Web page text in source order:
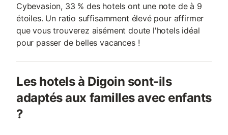
Cybevasion, 33 % des hotels ont une note de à 9
étoiles. Un ratio suffisamment élevé pour affirmer
que vous trouverez aisément doute l'hotels idéal
pour passer de belles vacances !
Les hotels à Digoin sont-ils
adaptés aux familles avec enfants
?